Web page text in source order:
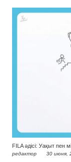
FILA әдісі: Уақыт пен
редактор 30 июня,